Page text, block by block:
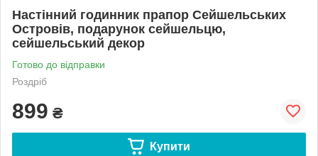
Настінний годинник прапор Сейшельських
Островів, подарунок сейшельцю,
сейшельський декор
Готово до відправки
Роздріб
899 ₴
Купити